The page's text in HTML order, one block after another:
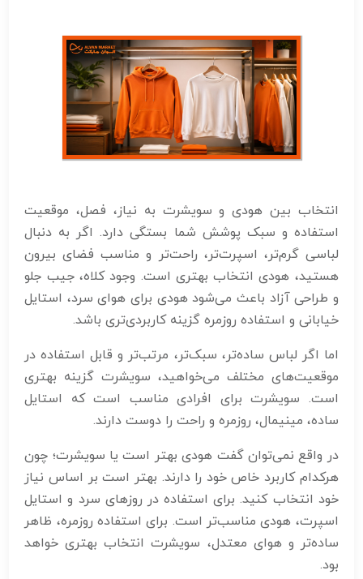
انتخاب بین هودی و سویشرت به نیاز، فصل، موقعیت
استفاده و سبک پوشش شما بستگی دارد. اگر به دنبال
لباسی گرم‌تر، اسپرت‌تر، راحت‌تر و مناسب فضای بیرون
هستید، هودی انتخاب بهتری است. وجود کلاه، جیب جلو
و طراحی آزاد باعث می‌شود هودی برای هوای سرد، استایل
خیابانی و استفاده روزمره گزینه کاربردی‌تری باشد.
اما اگر لباس ساده‌تر، سبک‌تر، مرتب‌تر و قابل استفاده در
موقعیت‌های مختلف می‌خواهید، سویشرت گزینه بهتری
است. سویشرت برای افرادی مناسب است که استایل
ساده، مینیمال، روزمره و راحت را دوست دارند.
در واقع نمی‌توان گفت هودی بهتر است یا سویشرت؛ چون
هرکدام کاربرد خاص خود را دارند. بهتر است بر اساس نیاز
خود انتخاب کنید. برای استفاده در روزهای سرد و استایل
اسپرت، هودی مناسب‌تر است. برای استفاده روزمره، ظاهر
ساده‌تر و هوای معتدل، سویشرت انتخاب بهتری خواهد
بود.